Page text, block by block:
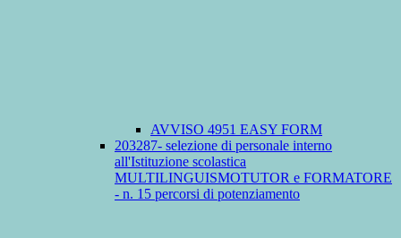
AVVISO 4951 EASY FORM
203287- selezione di personale interno
all'Istituzione scolastica
MULTILINGUISMOTUTOR e FORMATORE
- n. 15 percorsi di potenziamento